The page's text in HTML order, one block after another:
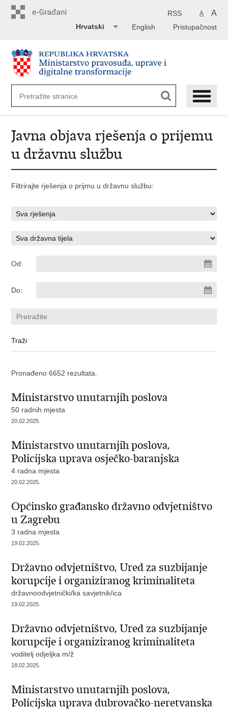
A A
RSS
Pristupačnost
English
Hrvatski
Javna objava rješenja o prijemu
u državnu službu
Filtrirajte rješenja o prijmu u državnu službu:
Od:
Do:
Pronađeno 6652 rezultata.
Ministarstvo unutarnjih poslova
50 radnih mjesta
20.02.2025.
Ministarstvo unutarnjih poslova,
Policijska uprava osječko-baranjska
4 radna mjesta
20.02.2025.
Općinsko građansko državno odvjetništvo
u Zagrebu
3 radna mjesta
19.02.2025.
Državno odvjetništvo, Ured za suzbijanje
korupcije i organiziranog kriminaliteta
državnoodvjetnički/ka savjetnik/ica
19.02.2025.
Državno odvjetništvo, Ured za suzbijanje
korupcije i organiziranog kriminaliteta
voditelj odjeljka m/ž
18.02.2025.
Ministarstvo unutarnjih poslova,
Policijska uprava dubrovačko-neretvanska